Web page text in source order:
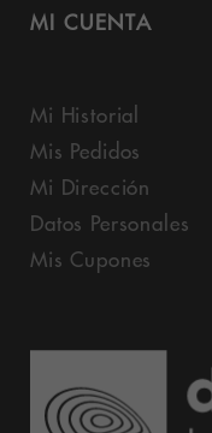
MI CUENTA
Mi Historial
Mis Pedidos
Mi Dirección
Datos Personales
Mis Cupones